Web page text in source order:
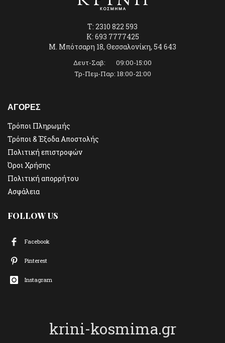
T: 2310 822 593
K: 693 7777425
Μ. Μπότσαρη 18, Θεσσαλονίκη, 54 643
Δευτ-Σαβ: 09:00-15:00
Τρ-Πεμ-Παρ: 18:00-21:00
ΑΓΟΡΕΣ
Τρόποι Πληρωμής
Τρόποι & Έξοδα Αποστολής
Πολιτική επιστροφών
Όροι Χρήσης
Πολιτική απορρήτου
Ασφάλεια
FOLLOW US
Facebook
Pinterest
Instagram
krini-kosmima.gr